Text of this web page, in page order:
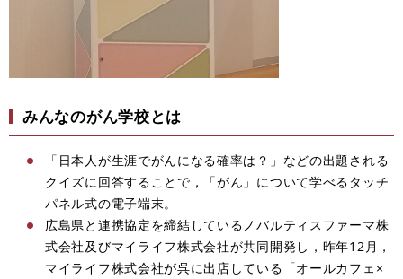
みんなのがん学校とは
「日本人が生涯でがんになる確率は？」などの出題される
クイズに回答することで，「がん」について学べるタッチ
パネル式の電子端末。
広島県と連携協定を締結しているノバルティスファーマ株
式会社及びマイライフ株式会社が共同開発し，昨年12月，
マイライフ株式会社が呉に出店している「オールカフェ×